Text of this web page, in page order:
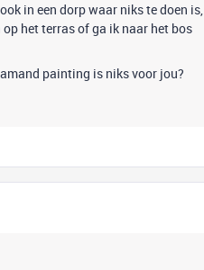
in een dorp waar niks te doen is,
het terras of ga ik naar het bos
painting is niks voor jou?